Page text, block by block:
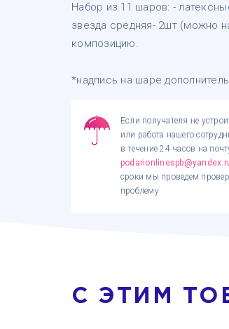
Набор из 11 шаров: -
звезда средняя- 2шт (можно
композицию.
*надпись на шаре
Если получателя не
или работа нашего
в течение 24 часов на
сроки мы проведем
проблему
С ЭТИМ